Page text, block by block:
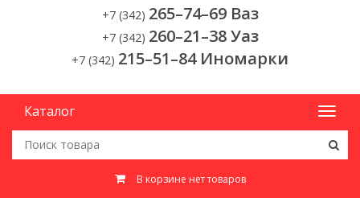
+7 (342) 265–74–69 Ваз
+7 (342) 260–21–38 Уаз
+7 (342) 215–51–84 Иномарки
Каталог
В корзине нет товаров